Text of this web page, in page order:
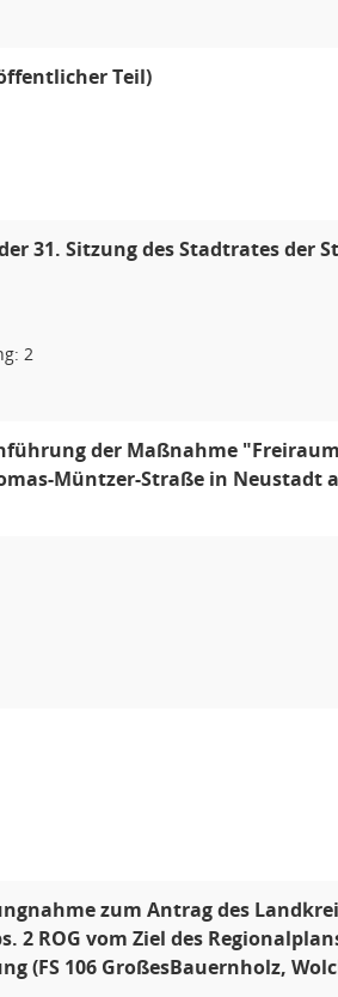
Teil)
31. Sitzung des Stadtrates der
2
der Maßnahme
Müntzer-Straße in Neustadt
zum Antrag des
2 ROG vom Ziel des
(FS 106 GroßesBauernholz,